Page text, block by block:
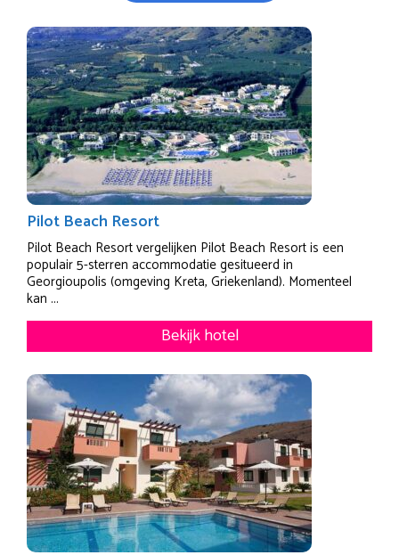
Pilot Beach Resort
Pilot Beach Resort vergelijken Pilot Beach Resort is een
populair 5-sterren accommodatie gesitueerd in
Georgioupolis (omgeving Kreta, Griekenland). Momenteel
kan ...
Bekijk hotel